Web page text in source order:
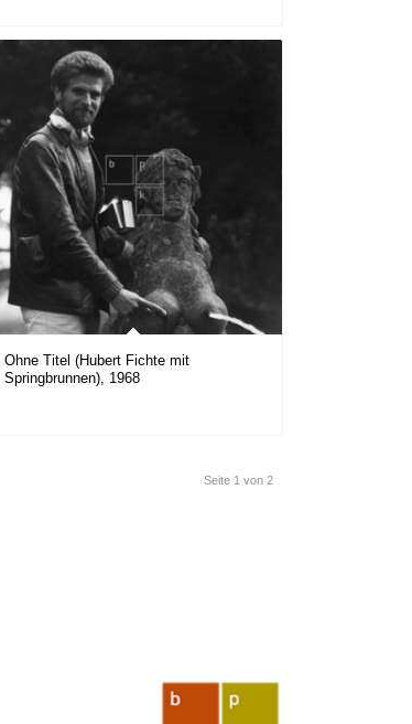
Ohne Titel (Hubert Fichte mit
Springbrunnen), 1968
Seite 1 von 2